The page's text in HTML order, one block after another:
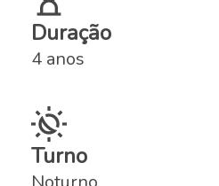
Duração
4 anos
Turno